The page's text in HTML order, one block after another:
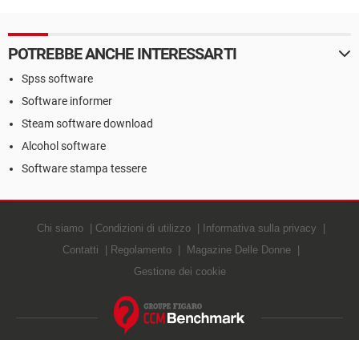
POTREBBE ANCHE INTERESSARTI
Spss software
Software informer
Steam software download
Alcohol software
Software stampa tessere
Chi siamo Condizioni di utilizzo
Informativa sulla privacy
Contatti
Regolamento
Magazine Delle Donne
Gestione dei cookie